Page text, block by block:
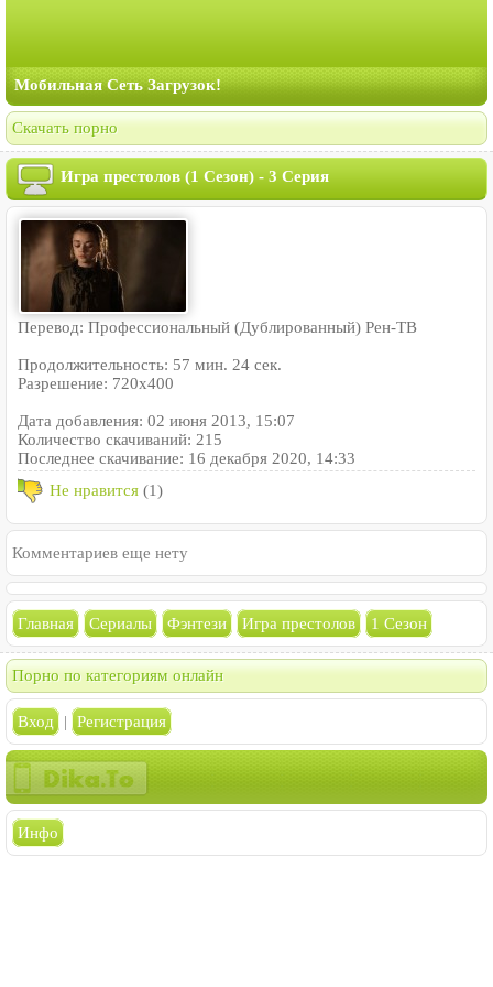
Мобильная Сеть Загрузок!
Скачать порно
Игра престолов (1 Сезон) - 3 Серия
Перевод: Профессиональный (Дублированный) Рен-ТВ
Продолжительность: 57 мин. 24 сек.
Разрешение: 720x400
Дата добавления: 02 июня 2013, 15:07
Количество скачиваний: 215
Последнее скачивание: 16 декабря 2020, 14:33
Не нравится (1)
Комментариев еще нету
Главная Сериалы Фэнтези Игра престолов 1 Сезон
Порно по категориям онлайн
Вход | Регистрация
Инфо